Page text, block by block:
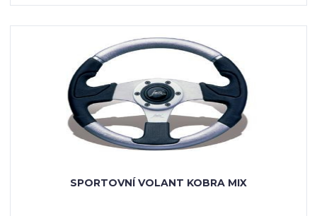
SPORTOVNÍ VOLANT KOBRA MIX